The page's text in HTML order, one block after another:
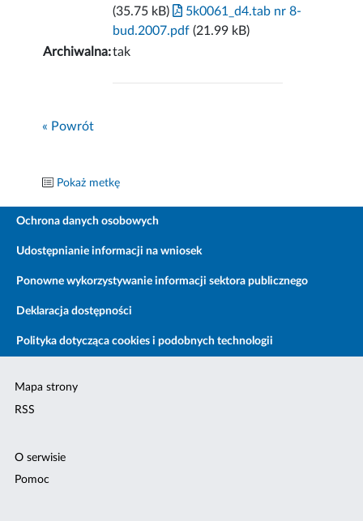
(35.75 kB)
5k0061_d4.tab nr 8-
bud.2007.pdf (21.99 kB)
Archiwalna:tak
« Powrót
Pokaż metkę
Ochrona danych osobowych
Udostępnianie informacji na wniosek
Ponowne wykorzystywanie informacji sektora publicznego
Deklaracja dostępności
Polityka dotycząca cookies i podobnych technologii
Mapa strony
RSS
O serwisie
Pomoc